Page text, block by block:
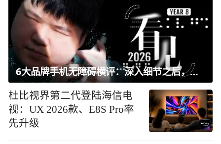
6大品牌手机无障碍横评：深入细节之后，似乎只有苹果能挺住？｜ 看见2026
杜比视界第二代登陆海信电
视：UX 2026款、E8S Pro率
先升级